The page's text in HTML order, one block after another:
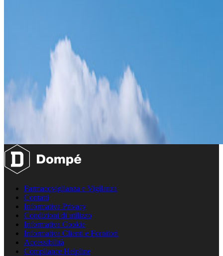
Farmacovigilanza e Vigilanza
Contatti
Informativa Privacy
Condizioni di utilizzo
Informativa Cookie
Informativa Clienti e Fornitori
Accessibilità
Compliance Helpline